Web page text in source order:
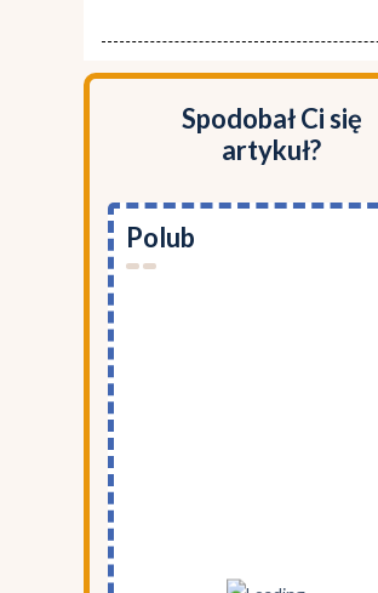
Spodobał Ci się
artykuł?
Polub